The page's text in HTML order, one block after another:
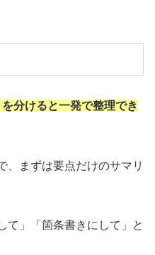
分けると一発で整理でき
、まずは要点だけのサマリ
て」「箇条書きにして」と